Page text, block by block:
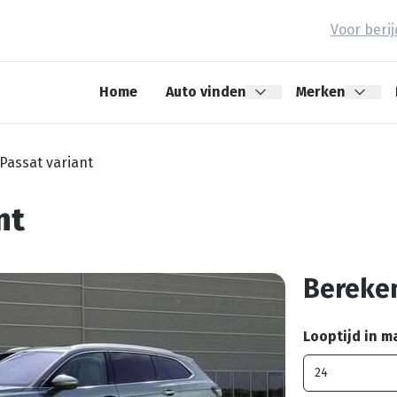
Voor
Home Auto vinden Merken
variant
Looptijd in